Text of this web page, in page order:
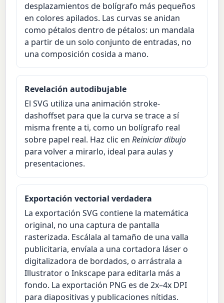
desplazamientos de bolígrafo más pequeños
en colores apilados. Las curvas se anidan
como pétalos dentro de pétalos: un mandala
a partir de un solo conjunto de entradas, no
una composición cosida a mano.
Revelación autodibujable
El SVG utiliza una animación stroke-
dashoffset para que la curva se trace a sí
misma frente a ti, como un bolígrafo real
sobre papel real. Haz clic enReiniciar dibujo
para volver a mirarlo, ideal para aulas y
presentaciones.
Exportación vectorial verdadera
La exportación SVG contiene la matemática
original, no una captura de pantalla
rasterizada. Escálala al tamaño de una valla
publicitaria, envíala a una cortadora láser o
digitalizadora de bordados, o arrástrala a
Illustrator o Inkscape para editarla más a
fondo. La exportación PNG es de 2x–4x DPI
para diapositivas y publicaciones nítidas.